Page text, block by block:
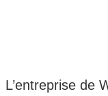
L’entreprise de